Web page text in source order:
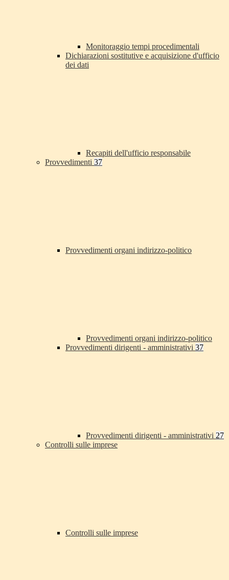
Monitoraggio tempi procedimentali
Dichiarazioni sostitutive e acquisizione d'ufficio
dei dati
Recapiti dell'ufficio responsabile
Provvedimenti 37
Provvedimenti organi indirizzo-politico
Provvedimenti organi indirizzo-politico
Provvedimenti dirigenti - amministrativi 37
Provvedimenti dirigenti - amministrativi 27
Controlli sulle imprese
Controlli sulle imprese